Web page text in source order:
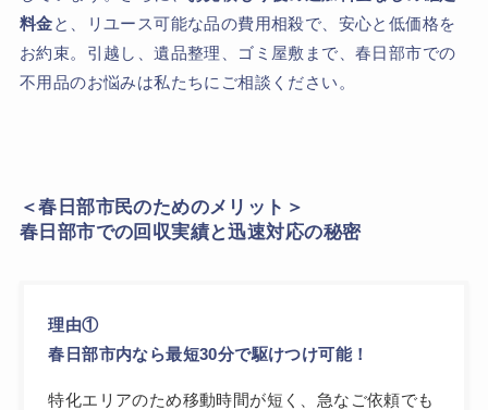
料金と、リユース可能な品の費用相殺で、安心と低価格を
お約束。引越し、遺品整理、ゴミ屋敷まで、春日部市での
不用品のお悩みは私たちにご相談ください。
＜春日部市民のためのメリット＞
春日部市での回収実績と迅速対応の秘密
理由①
春日部市内なら最短30分で駆けつけ可能！
特化エリアのため移動時間が短く、急なご依頼でも